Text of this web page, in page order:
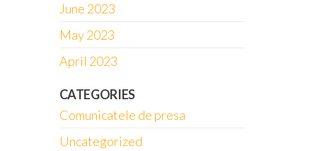
June 2023
May 2023
April 2023
CATEGORIES
Comunicatele de presa
Uncategorized